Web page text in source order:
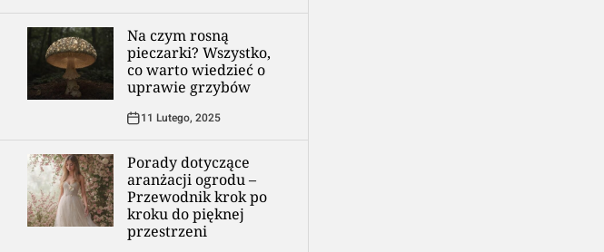
Na czym rosną
pieczarki? Wszystko,
co warto wiedzieć o
uprawie grzybów
11 Lutego, 2025
Porady dotyczące
aranżacji ogrodu –
Przewodnik krok po
kroku do pięknej
przestrzeni